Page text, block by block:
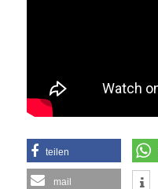
teilen
mail